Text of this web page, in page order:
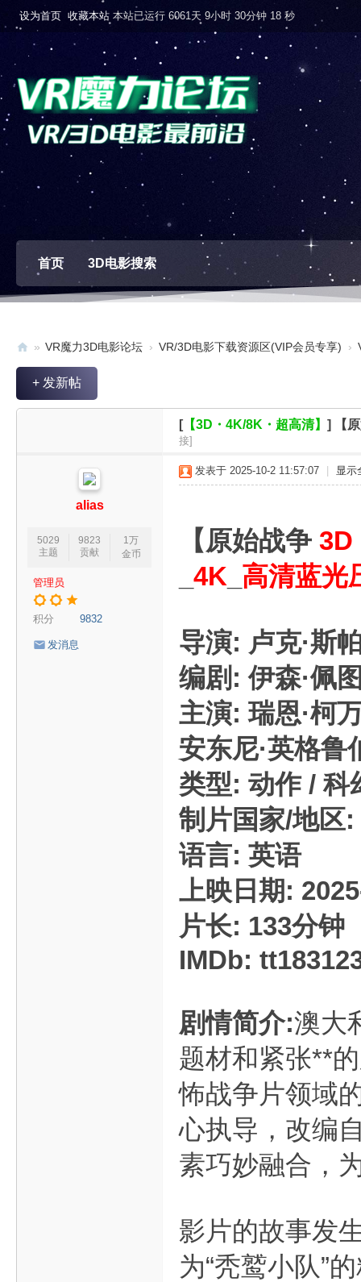
设为首页 收藏本站 本站已运行 6061天 9小时 30分钟 19 秒
首页 3D电影搜索
V
» VR魔力3D电影论坛 › VR/3D电影下载资源区(VIP会员专享) ›
+ 发新帖
[【3D・4K/8K・超高清】 ] 【
接]
alias
5029
主题
9823
贡献
1万
金币
管理员
积分 9832
发消息
发表于 2025-10-2 11:57:07 显示
【原始战争 3D
4K 高清蓝光
导演: 卢克·斯
编剧: 伊森·佩
主演: 瑞恩·柯
安东尼·英格鲁
类型: 动作 / 科
制片国家/地区
语言: 英语
上映日期:
片长: 133分钟
IMDb:
剧情简介:澳大
题材和紧张**
怖战争片领域
心执导，改编
素巧妙融合，
影片的故事发
为“秃鹫小队”